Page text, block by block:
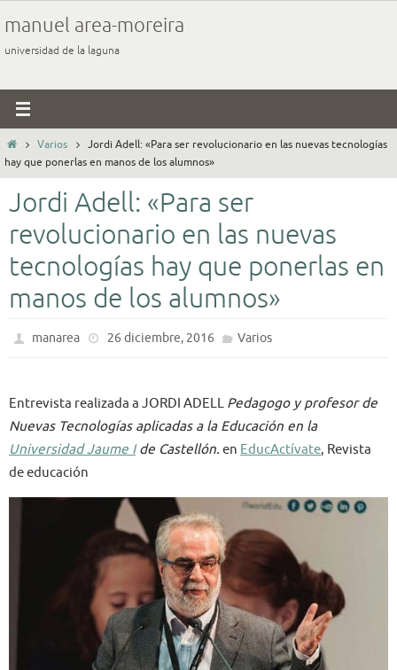
al
contenido
manuel area-moreira
universidad de la laguna
InicioVarios
Jordi Adell: «Para ser revolucionario en las nuevas tecnologías
hay que ponerlas en manos de los alumnos»
Jordi Adell: «Para ser
revolucionario en las nuevas
tecnologías hay que ponerlas en
manos de los alumnos»
manarea 26 diciembre, 2016 Varios
Entrevista realizada a JORDI ADELL Pedagogo y profesor de
Nuevas Tecnologías aplicadas a la Educación en la
Universidad Jaume Ide Castellón. en EducActívate, Revista
de educación